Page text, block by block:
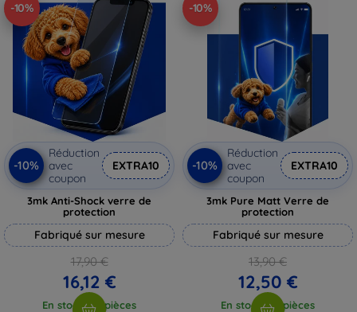
-10%
-10%
Réduction
avec
coupon
EXTRA10
3mk Anti-Shock verre de
protection
Fabriqué sur mesure
17,90 €
16,12 €
En stock > 5 pièces
-10%
-10%
Réduction
avec
coupon
EXTRA10
3mk Pure Matt Verre de
protection
Fabriqué sur mesure
13,90 €
12,50 €
En stock > 5 pièces